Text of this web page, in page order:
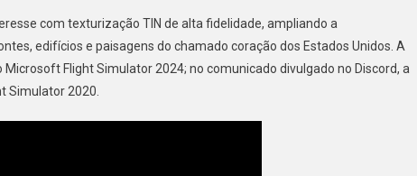
com texturização TIN de alta fidelidade, ampliando a
edifícios e paisagens do chamado coração dos Estados Unidos. A
Flight Simulator 2024; no comunicado divulgado no Discord, a
Simulator 2020.